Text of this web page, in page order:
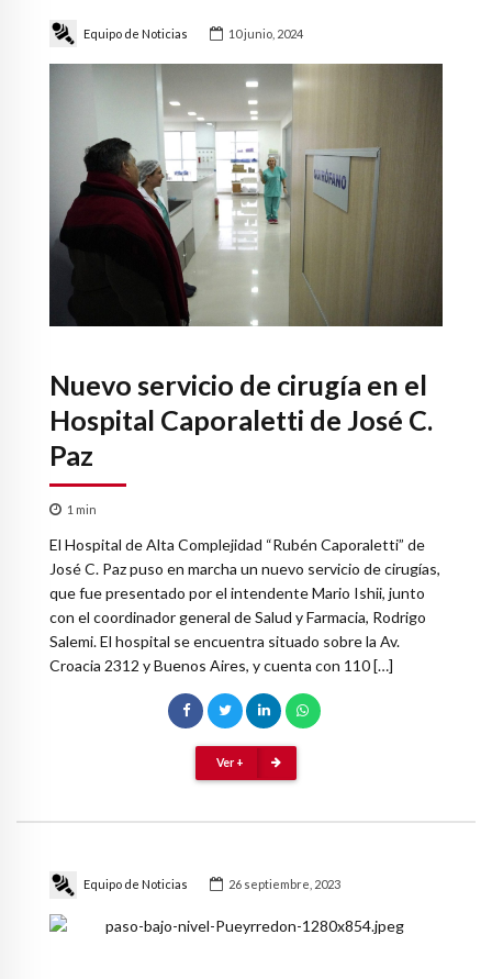
Equipo de Noticias 10 junio, 2024
Nuevo servicio de cirugía en el
Hospital Caporaletti de José C.
Paz
1 min
El Hospital de Alta Complejidad “Rubén Caporaletti” de
José C. Paz puso en marcha un nuevo servicio de cirugías,
que fue presentado por el intendente Mario Ishii, junto
con el coordinador general de Salud y Farmacia, Rodrigo
Salemi. El hospital se encuentra situado sobre la Av.
Croacia 2312 y Buenos Aires, y cuenta con 110 […]
Ver +
Equipo de Noticias 26 septiembre, 2023